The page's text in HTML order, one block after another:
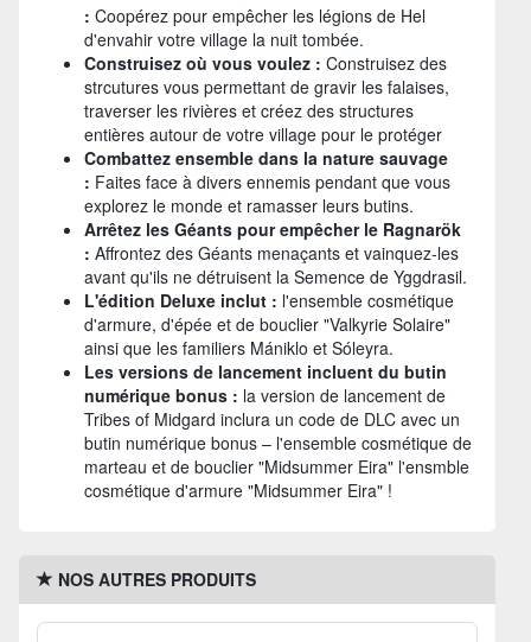
: Coopérez pour empêcher les légions de Hel
d'envahir votre village la nuit tombée.
Construisez où vous voulez : Construisez des
strcutures vous permettant de gravir les falaises,
traverser les rivières et créez des structures
entières autour de votre village pour le protéger
Combattez ensemble dans la nature sauvage
: Faites face à divers ennemis pendant que vous
explorez le monde et ramasser leurs butins.
Arrêtez les Géants pour empêcher le Ragnarök
: Affrontez des Géants menaçants et vainquez-les
avant qu'ils ne détruisent la Semence de Yggdrasil.
L'édition Deluxe inclut : l'ensemble cosmétique
d'armure, d'épée et de bouclier "Valkyrie Solaire"
ainsi que les familiers Mániklo et Sóleyra.
Les versions de lancement incluent du butin
numérique bonus : la version de lancement de
Tribes of Midgard inclura un code de DLC avec un
butin numérique bonus – l'ensemble cosmétique de
marteau et de bouclier "Midsummer Eira" l'ensmble
cosmétique d'armure "Midsummer Eira" !
NOS AUTRES PRODUITS